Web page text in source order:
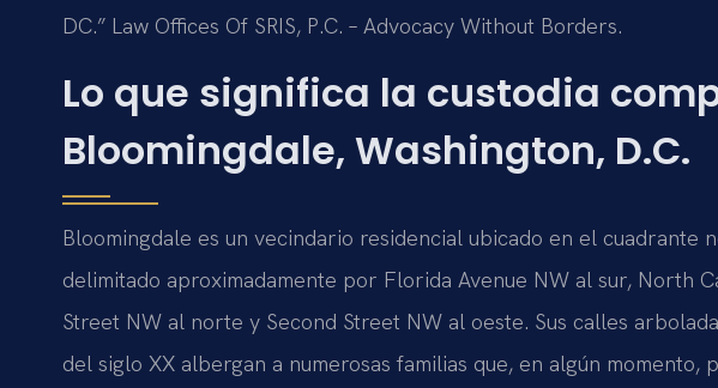
DC.” Law Offices Of SRIS, P.C. – Advocacy Without Borders.
Lo que significa la custodia
Bloomingdale, Washington, D.C.
Bloomingdale es un vecindario residencial ubicado en el cuadrante
delimitado aproximadamente por Florida Avenue NW al sur, North
Street NW al norte y Second Street NW al oeste. Sus calles
del siglo XX albergan a numerosas familias que, en algún momento,